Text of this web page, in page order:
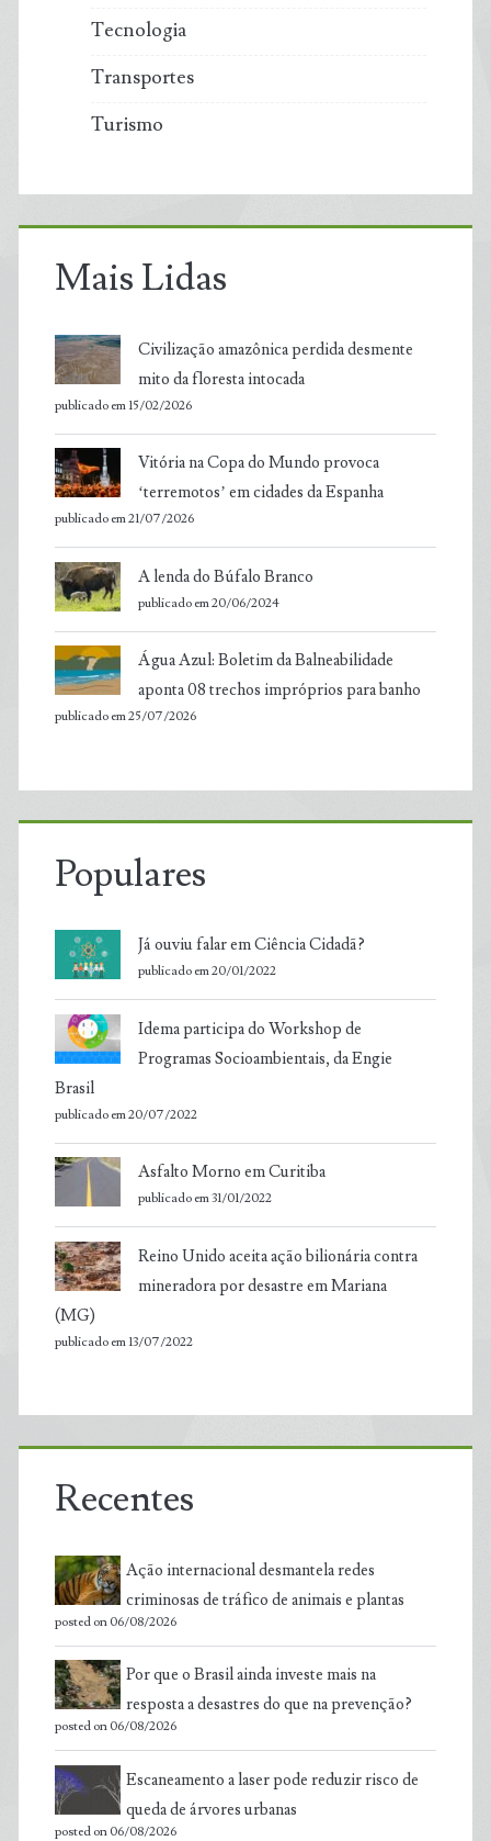
Tecnologia
Transportes
Turismo
Mais Lidas
Civilização amazônica perdida desmente
mito da floresta intocada
publicado em 15/02/2026
Vitória na Copa do Mundo provoca
‘terremotos’ em cidades da Espanha
publicado em 21/07/2026
A lenda do Búfalo Branco
publicado em 20/06/2024
Água Azul: Boletim da Balneabilidade
aponta 08 trechos impróprios para banho
publicado em 25/07/2026
Populares
Já ouviu falar em Ciência Cidadã?
publicado em 20/01/2022
Idema participa do Workshop de
Programas Socioambientais, da Engie
Brasil
publicado em 20/07/2022
Asfalto Morno em Curitiba
publicado em 31/01/2022
Reino Unido aceita ação bilionária contra
mineradora por desastre em Mariana
(MG)
publicado em 13/07/2022
Recentes
Ação internacional desmantela redes
criminosas de tráfico de animais e plantas
posted on 06/08/2026
Por que o Brasil ainda investe mais na
resposta a desastres do que na prevenção?
posted on 06/08/2026
Escaneamento a laser pode reduzir risco de
queda de árvores urbanas
posted on 06/08/2026